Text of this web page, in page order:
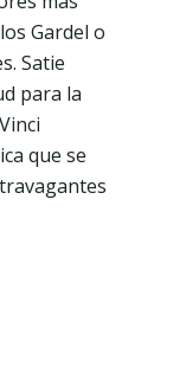
Gardel o
Satie
para la
que se